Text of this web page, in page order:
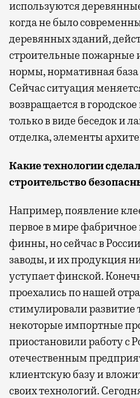
используются
когда не было
деревянных зданий,
строительные пожарные
нормы, нормативная база
Сейчас ситуация
возвращается в
только в виде беседок и
отделка, элементы
Какие технологии
строительство
Например, появление
первое в мире фабричное
финны, но сейчас в
заводы, и их продукция
уступает финской.
проехались по нашей
стимулировали развитие
некоторые импортные
приостановили работу с
отечественным
клиентскую базу и
своих технологий.